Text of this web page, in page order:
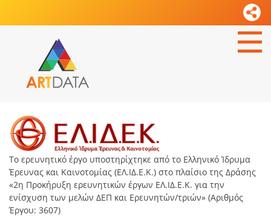
Το ερευνητικό έργο υποστηρίχτηκε από το Ελληνικό Ίδρυμα
Έρευνας και Καινοτομίας (ΕΛ.ΙΔ.Ε.Κ.) στο πλαίσιο της Δράσης
«2η Προκήρυξη ερευνητικών έργων ΕΛ.ΙΔ.Ε.Κ. για την
ενίσχυση των μελών ΔΕΠ και Ερευνητών/τριών» (Αριθμός
Έργου: 3607)